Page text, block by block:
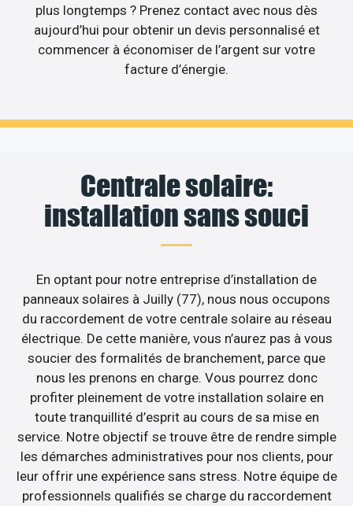
plus longtemps ? Prenez contact avec nous dès
aujourd’hui pour obtenir un devis personnalisé et
commencer à économiser de l’argent sur votre
facture d’énergie.
Centrale solaire:
installation sans souci
En optant pour notre entreprise d’installation de
panneaux solaires à Juilly (77), nous nous occupons
du raccordement de votre centrale solaire au réseau
électrique. De cette manière, vous n’aurez pas à vous
soucier des formalités de branchement, parce que
nous les prenons en charge. Vous pourrez donc
profiter pleinement de votre installation solaire en
toute tranquillité d’esprit au cours de sa mise en
service. Notre objectif se trouve être de rendre simple
les démarches administratives pour nos clients, pour
leur offrir une expérience sans stress. Notre équipe de
professionnels qualifiés se charge du raccordement